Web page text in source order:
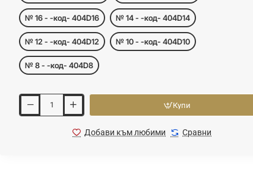
№ 16 - -код- 404D16 № 14 - -код- 404D14
№ 12 - -код- 404D12 № 10 - -код- 404D10
№ 8 - -код- 404D8
Купи
Добави към любими Сравни